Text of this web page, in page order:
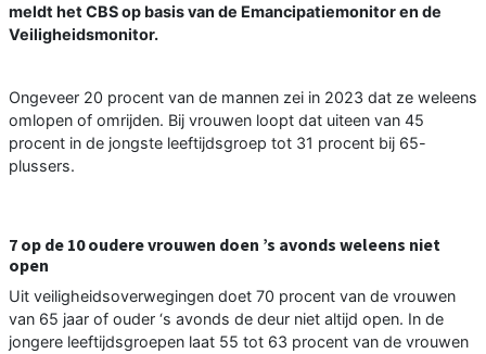
meldt het CBS op basis van de Emancipatiemonitor en de
Veiligheidsmonitor.
Ongeveer 20 procent van de mannen zei in 2023 dat ze weleens
omlopen of omrijden. Bij vrouwen loopt dat uiteen van 45
procent in de jongste leeftijdsgroep tot 31 procent bij 65-
plussers.
7 op de 10 oudere vrouwen doen ’s avonds weleens niet
open
Uit veiligheidsoverwegingen doet 70 procent van de vrouwen
van 65 jaar of ouder ‘s avonds de deur niet altijd open. In de
jongere leeftijdsgroepen laat 55 tot 63 procent van de vrouwen